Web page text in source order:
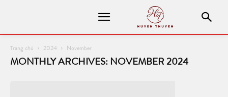
Trang chủ 2024 November
MONTHLY ARCHIVES: NOVEMBER 2024